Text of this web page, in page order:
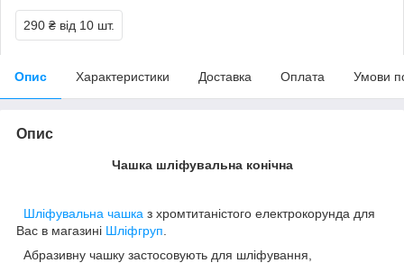
290 ₴ від 10 шт.
Опис Характеристики Доставка Оплата Умови
Опис
Чашка шліфувальна конічна
Шліфувальна чашка з хромтитаністого електрокорунда для
Вас в магазині Шліфгруп
Абразивну чашку застосовують для шліфування,